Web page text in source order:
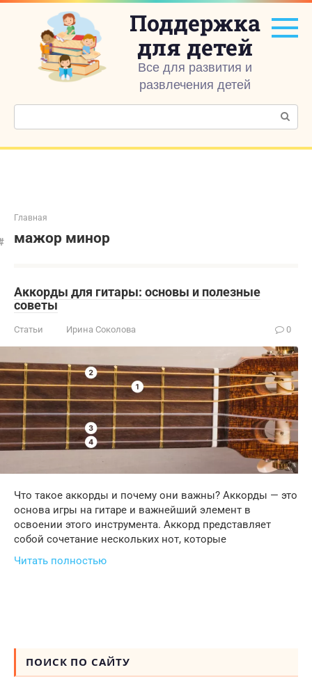
Перейти
контенту
Поддержка
для детей
Все для развития и
развлечения детей
Поиск:
Главная
мажор минор
Аккорды для гитары: основы и полезные
советы
Статьи Ирина Соколова 0
Что такое аккорды и почему они важны? Аккорды — это
основа игры на гитаре и важнейший элемент в
освоении этого инструмента. Аккорд представляет
собой сочетание нескольких нот, которые
Читать полностью
ПОИСК ПО САЙТУ